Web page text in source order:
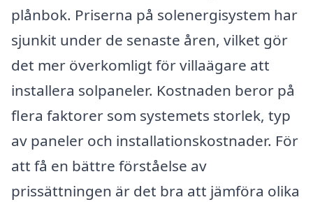
plånbok. Priserna på solenergisystem har
sjunkit under de senaste åren, vilket gör
det mer överkomligt för villaägare att
installera solpaneler. Kostnaden beror på
flera faktorer som systemets storlek, typ
av paneler och installationskostnader. För
att få en bättre förståelse av
prissättningen är det bra att jämföra olika